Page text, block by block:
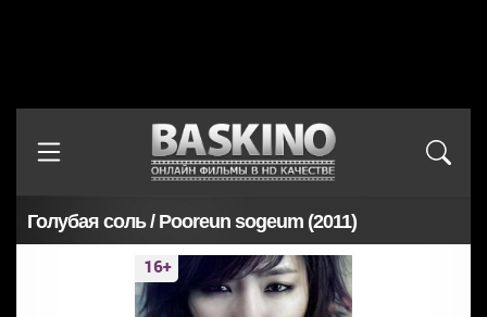
Голубая соль / Pooreun sogeum (2011)